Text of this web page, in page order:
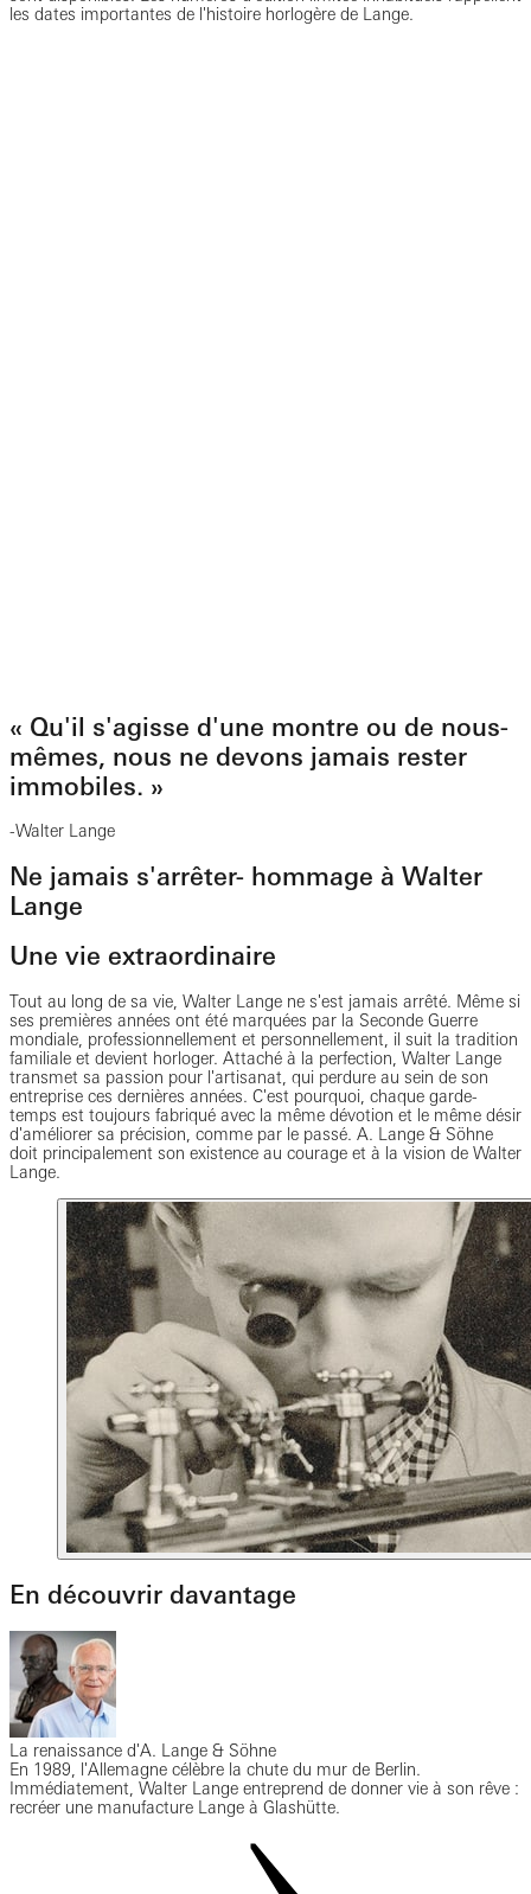
les dates importantes de l'histoire horlogère de Lange.
« Qu'il s'agisse d'une montre ou de nous-
mêmes, nous ne devons jamais rester
immobiles. »
-Walter Lange
Ne jamais s'arrêter- hommage à Walter
Lange
Une vie extraordinaire
Tout au long de sa vie, Walter Lange ne s'est jamais arrêté. Même si
ses premières années ont été marquées par la Seconde Guerre
mondiale, professionnellement et personnellement, il suit la tradition
familiale et devient horloger. Attaché à la perfection, Walter Lange
transmet sa passion pour l'artisanat, qui perdure au sein de son
entreprise ces dernières années. C'est pourquoi, chaque garde-
temps est toujours fabriqué avec la même dévotion et le même désir
d'améliorer sa précision, comme par le passé. A. Lange & Söhne
doit principalement son existence au courage et à la vision de Walter
Lange.
En découvrir davantage
La renaissance d'A. Lange & Söhne
En 1989, l'Allemagne célèbre la chute du mur de Berlin.
Immédiatement, Walter Lange entreprend de donner vie à son rêve :
recréer une manufacture Lange à Glashütte.